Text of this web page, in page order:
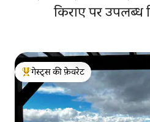
किराए पर उपलब्ध
गेस्ट्स का टॉप फ़ेवरेट
गेस्ट्स की फ़ेवरेट